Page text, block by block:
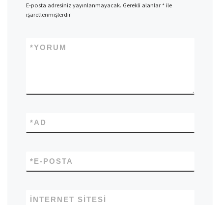
E-posta adresiniz yayınlanmayacak. Gerekli alanlar*ile
işaretlenmişlerdir
YORUM
*
AD
*
E-POSTA
*
İNTERNET SITESI